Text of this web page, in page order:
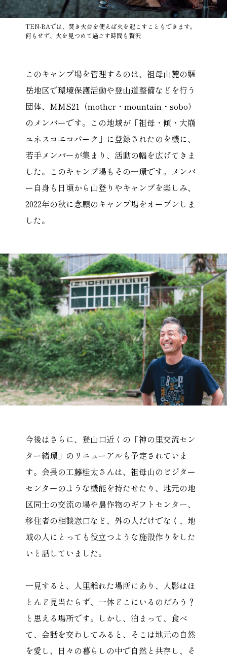
TEN-BAでは、焚き火台を使えば火を起こすこともできます。
何もせず、火を見つめて過ごす時間も贅沢
このキャンプ場を管理するのは、祖母山麓の嫗
岳地区で環境保護活動や登山道整備などを行う
団体、MMS21（mother・mountain・sobo）
のメンバーです。この地域が「祖母・傾・大崩
ユネスコエコパーク」に登録されたのを機に、
若手メンバーが集まり、活動の幅を広げてきま
した。このキャンプ場もその一環です。メンバ
ー自身も日頃から山登りやキャンプを楽しみ、
2022年の秋に念願のキャンプ場をオープンしま
した。
今後はさらに、登山口近くの「神の里交流セン
ター緒環」のリニューアルも予定されていま
す。会長の工藤桂太さんは、祖母山のビジター
センターのような機能を持たせたり、地元の地
区同士の交流の場や農作物のギフトセンター、
移住者の相談窓口など、外の人だけでなく、地
域の人にとっても役立つような施設作りをした
いと話していました。
一見すると、人里離れた場所にあり、人影はほ
とんど見当たらず、一体どこにいるのだろう？
と思える場所です。しかし、泊まって、食べ
て、会話を交わしてみると、そこは地元の自然
を愛し、日々の暮らしの中で自然と共存し、そ